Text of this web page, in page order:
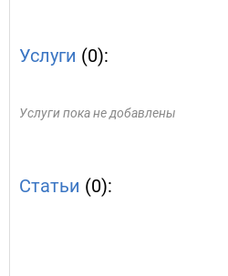
Услуги (0):
Услуги пока не добавлены
Статьи (0):